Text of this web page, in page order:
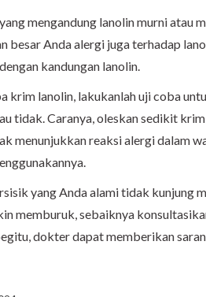
mengandung lanolin murni atau
besar Anda alergi juga terhadap
kandungan lanolin.
krim lanolin, lakukanlah uji coba
tidak. Caranya, oleskan sedikit
menunjukkan reaksi alergi dalam
yang Anda alami tidak kunjung
memburuk, sebaiknya
dokter dapat memberikan